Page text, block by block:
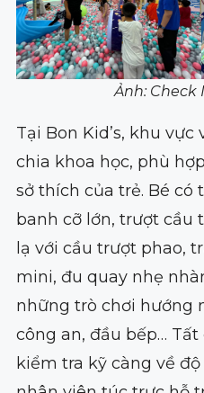
Ảnh: Check
Tại Bon Kid’s, khu
chia khoa học, phù
sở thích của trẻ. Bé có
banh cỡ lớn, trượt cầu
lạ với cầu trượt phao,
mini, đu quay nhẹ
những trò chơi hướng
công an, đầu bếp…
kiểm tra kỹ càng về